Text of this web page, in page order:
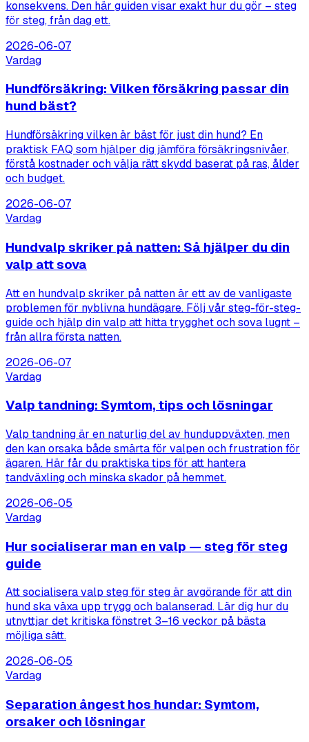
konsekvens. Den här guiden visar exakt hur du gör – steg
för steg, från dag ett.
2026-06-07
Vardag
Hundförsäkring: Vilken försäkring passar din
hund bäst?
Hundförsäkring vilken är bäst för just din hund? En
praktisk FAQ som hjälper dig jämföra försäkringsnivåer,
förstå kostnader och välja rätt skydd baserat på ras, ålder
och budget.
2026-06-07
Vardag
Hundvalp skriker på natten: Så hjälper du din
valp att sova
Att en hundvalp skriker på natten är ett av de vanligaste
problemen för nyblivna hundägare. Följ vår steg-för-steg-
guide och hjälp din valp att hitta trygghet och sova lugnt –
från allra första natten.
2026-06-07
Vardag
Valp tandning: Symtom, tips och lösningar
Valp tandning är en naturlig del av hunduppväxten, men
den kan orsaka både smärta för valpen och frustration för
ägaren. Här får du praktiska tips för att hantera
tandväxling och minska skador på hemmet.
2026-06-05
Vardag
Hur socialiserar man en valp — steg för steg
guide
Att socialisera valp steg för steg är avgörande för att din
hund ska växa upp trygg och balanserad. Lär dig hur du
utnyttjar det kritiska fönstret 3–16 veckor på bästa
möjliga sätt.
2026-06-05
Vardag
Separation ångest hos hundar: Symtom,
orsaker och lösningar